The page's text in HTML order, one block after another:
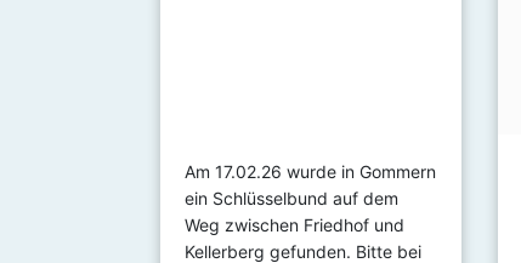
Am 17.02.26 wurde in Gommern
ein Schlüsselbund auf dem
Weg zwischen Friedhof und
Kellerberg gefunden. Bitte bei